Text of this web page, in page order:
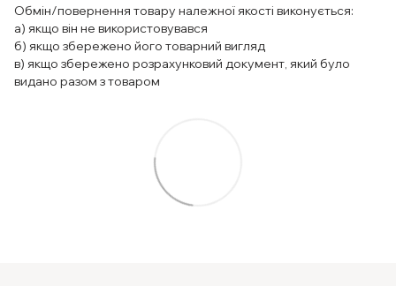
Обмін/повернення товару належної якості виконується:
а) якщо він не використовувався
б) якщо збережено його товарний вигляд
в) якщо збережено розрахунковий документ, який було
видано разом з товаром